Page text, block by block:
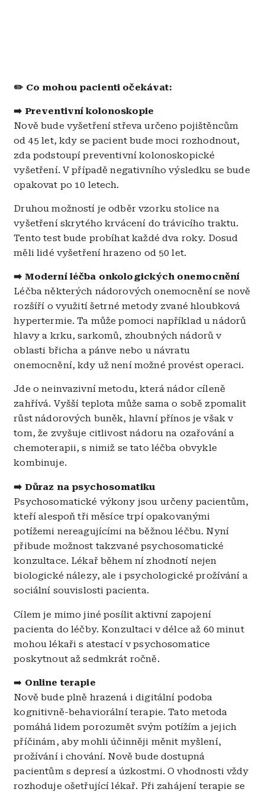
✏️ Co mohou pacienti očekávat:
➡️ Preventivní kolonoskopie
Nově bude vyšetření střeva určeno pojištěncům
od 45 let, kdy se pacient bude moci rozhodnout,
zda podstoupí preventivní kolonoskopické
vyšetření. V případě negativního výsledku se bude
opakovat po 10 letech.
Druhou možností je odběr vzorku stolice na
vyšetření skrytého krvácení do trávicího traktu.
Tento test bude probíhat každé dva roky. Dosud
měli lidé vyšetření hrazeno od 50 let.
➡️ Moderní léčba onkologických onemocnění
Léčba některých nádorových onemocnění se nově
rozšíří o využití šetrné metody zvané hloubková
hypertermie. Ta může pomoci například u nádorů
hlavy a krku, sarkomů, zhoubných nádorů v
oblasti břicha a pánve nebo u návratu
onemocnění, kdy už není možné provést operaci.
Jde o neinvazivní metodu, která nádor cíleně
zahřívá. Vyšší teplota může sama o sobě zpomalit
růst nádorových buněk, hlavní přínos je však v
tom, že zvyšuje citlivost nádoru na ozařování a
chemoterapii, s nimiž se tato léčba obvykle
kombinuje.
➡️ Důraz na psychosomatiku
Psychosomatické výkony jsou určeny pacientům,
kteří alespoň tři měsíce trpí opakovanými
potížemi nereagujícími na běžnou léčbu. Nyní
přibude možnost takzvané psychosomatické
konzultace. Lékař během ní zhodnotí nejen
biologické nálezy, ale i psychologické prožívání a
sociální souvislosti pacienta.
Cílem je mimo jiné posílit aktivní zapojení
pacienta do léčby. Konzultaci v délce až 60 minut
mohou lékaři s atestací v psychosomatice
poskytnout až sedmkrát ročně.
➡️ Online terapie
Nově bude plně hrazená i digitální podoba
kognitivně-behaviorální terapie. Tato metoda
pomáhá lidem porozumět svým potížím a jejich
příčinám, aby mohli účinněji měnit myšlení,
prožívání i chování. Nově bude dostupná
pacientům s depresí a úzkostmi.O vhodnosti vždy
rozhoduje ošetřující lékař. Při zahájení terapie se